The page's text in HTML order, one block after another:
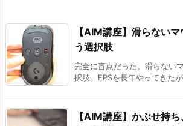
【AIM講座】滑らない
う選択肢
完全に盲点だった。滑らない
択肢。FPSを長年やってきた
【AIM講座】かぶせ持ち